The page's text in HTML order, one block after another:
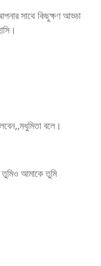
সাথে কিছুক্ষণ আড্ডা
বলে।
আমাকে তুমি